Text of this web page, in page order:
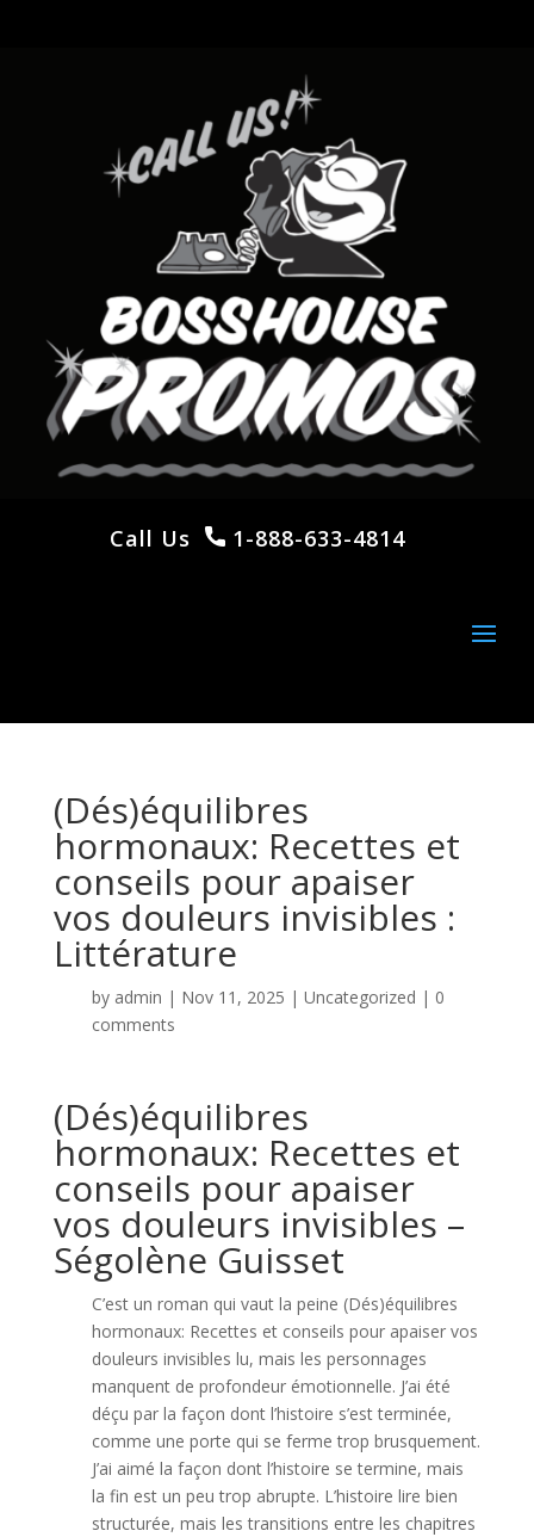
Call Us 1-888-633-4814
(Dés)équilibres
hormonaux: Recettes et
conseils pour apaiser
vos douleurs invisibles :
Littérature
by admin | Nov 11, 2025 | Uncategorized | 0
comments
(Dés)équilibres
hormonaux: Recettes et
conseils pour apaiser
vos douleurs invisibles –
Ségolène Guisset
C’est un roman qui vaut la peine (Dés)équilibres
hormonaux: Recettes et conseils pour apaiser vos
douleurs invisibles lu, mais les personnages
manquent de profondeur émotionnelle. J’ai été
déçu par la façon dont l’histoire s’est terminée,
comme une porte qui se ferme trop brusquement.
J’ai aimé la façon dont l’histoire se termine, mais
la fin est un peu trop abrupte. L’histoire lire bien
structurée, mais les transitions entre les chapitres